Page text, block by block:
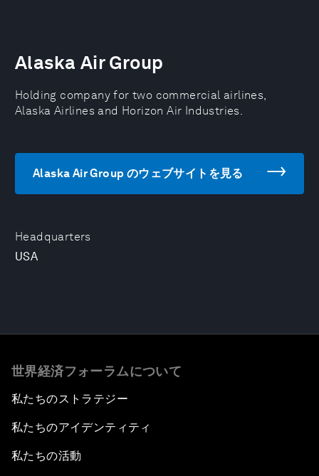
Headquarters
USA
Alaska Air Group
Holding company for two commercial airlines,
Alaska Airlines and Horizon Air Industries.
Alaska Air Group のウェブサイトを見る
世界経済フォーラムについて
私たちのストラテジー
私たちのアイデンティティ
私たちの活動